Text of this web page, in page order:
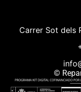
Carrer Sot dels
©